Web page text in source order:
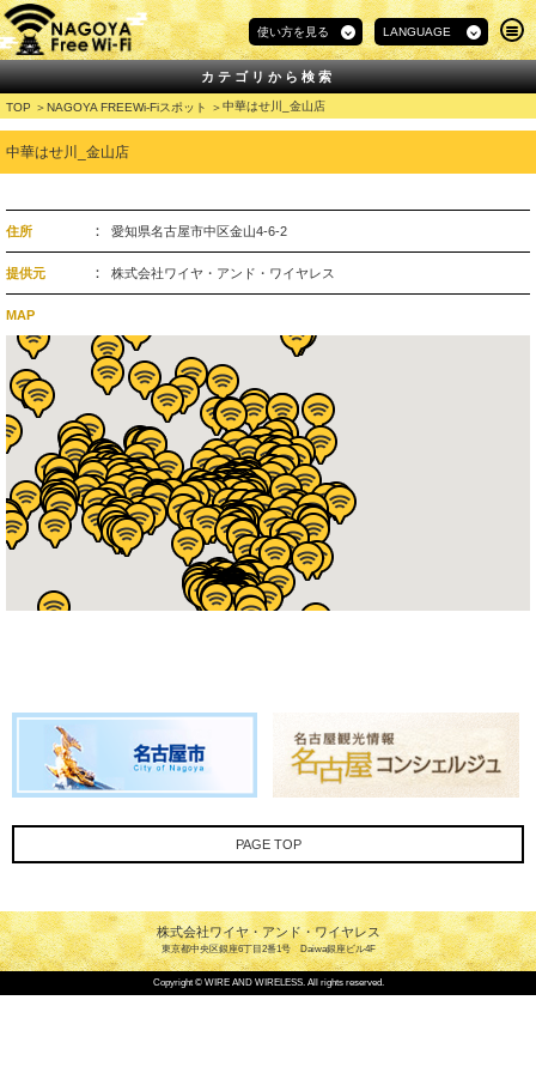
使い方を見る LANGUAGE
カテゴリから検索
TOP NAGOYA FREEWi-Fiスポット 中華はせ川_金山店
中華はせ川_金山店
住所 愛知県名古屋市中区金山4-6-2
提供元 株式会社ワイヤ・アンド・ワイヤレス
MAP
PAGE TOP
株式会社ワイヤ・アンド・ワイヤレス
東京都中央区銀座6丁目2番1号 Daiwa銀座ビル4F
Copyright © WIRE AND WIRELESS. All rights reserved.